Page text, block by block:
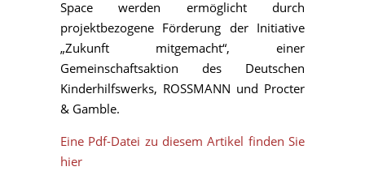
Space werden ermöglicht durch
projektbezogene Förderung der Initiative
„Zukunft mitgemacht“, einer
Gemeinschaftsaktion des Deutschen
Kinderhilfswerks, ROSSMANN und Procter
& Gamble.
Eine Pdf-Datei zu diesem Artikel finden Sie
hier